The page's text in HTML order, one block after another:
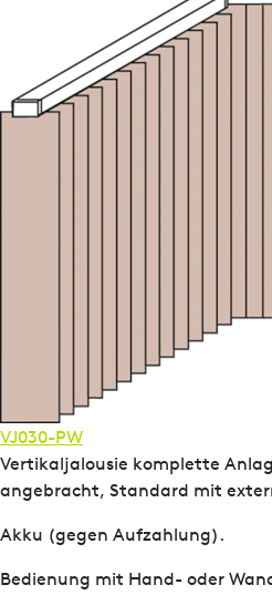
VJ030-PW
Vertikaljalousie komplette
angebracht, Standard mit
Akku (gegen Aufzahlung).
Bedienung mit Hand- oder